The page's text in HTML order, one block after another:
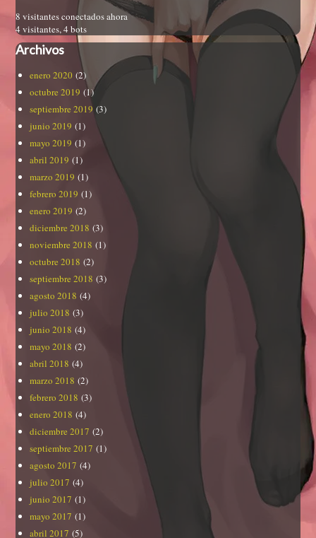
8 visitantes conectados ahora
4 visitantes,4 bots
Archivos
enero 2020 (2)
octubre 2019 (1)
septiembre 2019 (3)
junio 2019 (1)
mayo 2019 (1)
abril 2019 (1)
marzo 2019 (1)
febrero 2019 (1)
enero 2019 (2)
diciembre 2018 (3)
noviembre 2018 (1)
octubre 2018 (2)
septiembre 2018 (3)
agosto 2018 (4)
julio 2018 (3)
junio 2018 (4)
mayo 2018 (2)
abril 2018 (4)
marzo 2018 (2)
febrero 2018 (3)
enero 2018 (4)
diciembre 2017 (2)
septiembre 2017 (1)
agosto 2017 (4)
julio 2017 (4)
junio 2017 (1)
mayo 2017 (1)
abril 2017 (5)